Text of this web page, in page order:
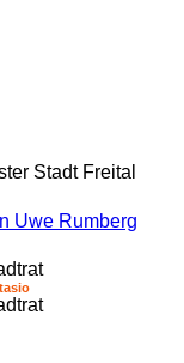
Stadt Freital
Uwe Rumberg